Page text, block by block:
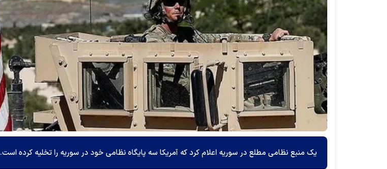
یک منبع نظامی مطلع در سوریه اعلام کرد که آمریکا سه پایگاه نظامی خود در سوریه را تخلیه کرده است.